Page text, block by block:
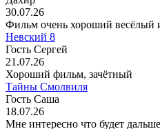
30.07.26
Фильм очень хороший весёлый
Невский 8
Гость Сергей
21.07.26
Хороший фильм, зачётный
Тайны Смолвиля
Гость Саша
18.07.26
Мне интересно что будет